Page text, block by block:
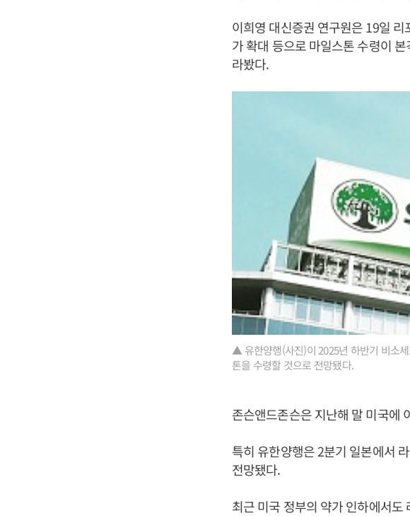
이희영 대신증권 연구원은 19일
가 확대 등으로 마일스톤 수령이
라봤다.
▲ 유한양행(사진)이 2025년 하반기 비소
톤을 수령할 것으로 전망됐다.
존슨앤드존슨은 지난해 말 미국에
특히 유한양행은 2분기 일본에서
전망됐다.
최근 미국 정부의 약가 인하에서